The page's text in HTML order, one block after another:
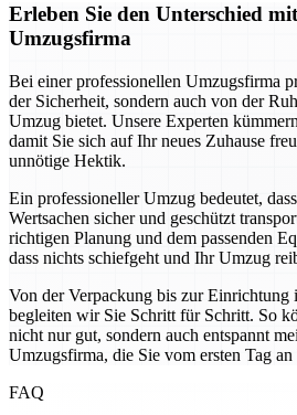
Erleben Sie den Unterschied
Umzugsfirma
Bei einer professionellen Umzugsfirma
der Sicherheit, sondern auch von der
Umzug bietet. Unsere Experten
damit Sie sich auf Ihr neues Zuhause
unnötige Hektik.
Ein professioneller Umzug bedeutet,
Wertsachen sicher und geschützt
richtigen Planung und dem passenden
dass nichts schiefgeht und Ihr Umzug
Von der Verpackung bis zur Einrichtung
begleiten wir Sie Schritt für Schritt. So
nicht nur gut, sondern auch entspannt
Umzugsfirma, die Sie vom ersten Tag an
FAQ